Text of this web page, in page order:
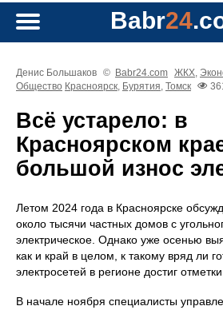
Babr24
Денис Большаков © Babr24.com ЖКХ,
Общество Красноярск, Бурятия, Томск
Всё устарело: в
Красноярском
большой износ
Летом 2024 года в Красноярске
около тысячи частных домов с
электрическое. Однако уже осенью
как и край в целом, к такому вряд ли
электросетей в регионе достиг
В начале ноября специалисты